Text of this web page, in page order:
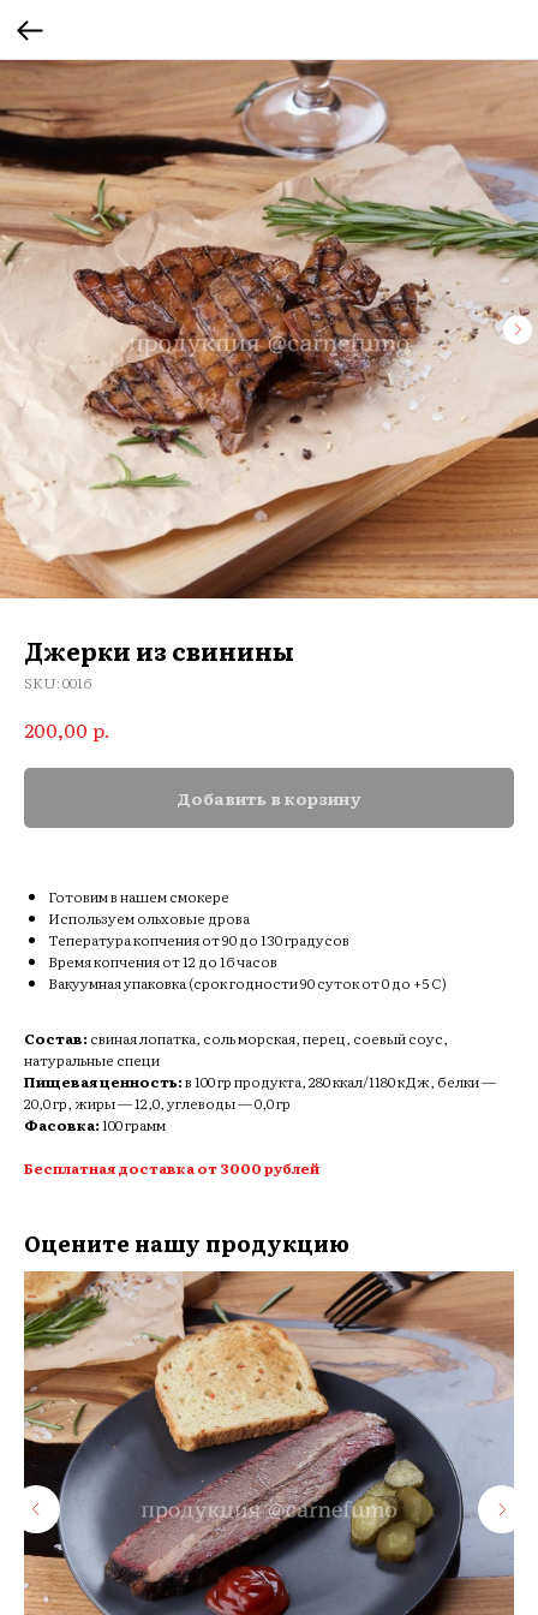
Джерки из свинины
SKU:0016
200,00 р.
Добавить в корзину
Готовим в нашем смокере
Используем ольховые дрова
Тепература копчения от 90 до 130 градусов
Время копчения от 12 до 16 часов
Вакуумная упаковка (срок годности 90 суток от 0 до +5 C)
Состав: свиная лопатка, соль морская, перец, соевый соус,
натуральные специ
Пищевая ценность:в 100 гр продукта, 280 ккал/1180 кДж, белки —
20,0 гр, жиры — 12,0, углеводы — 0,0 гр
Фасовка:100 грамм
Бесплатная доставка от 3000 рублей
Оцените нашу продукцию